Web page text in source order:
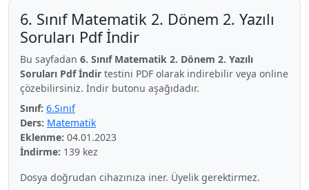
6. Sınıf Matematik 2. Dönem 2. Yazılı
Soruları Pdf İndir
Bu sayfadan 6. Sınıf Matematik 2. Dönem 2. Yazılı
Soruları Pdf İndir testini PDF olarak indirebilir veya online
çözebilirsiniz. İndir butonu aşağıdadır.
Sınıf: 6.Sınıf
Ders: Matematik
Eklenme: 04.01.2023
İndirme: 139 kez
Dosya doğrudan cihazınıza iner. Üyelik gerektirmez.